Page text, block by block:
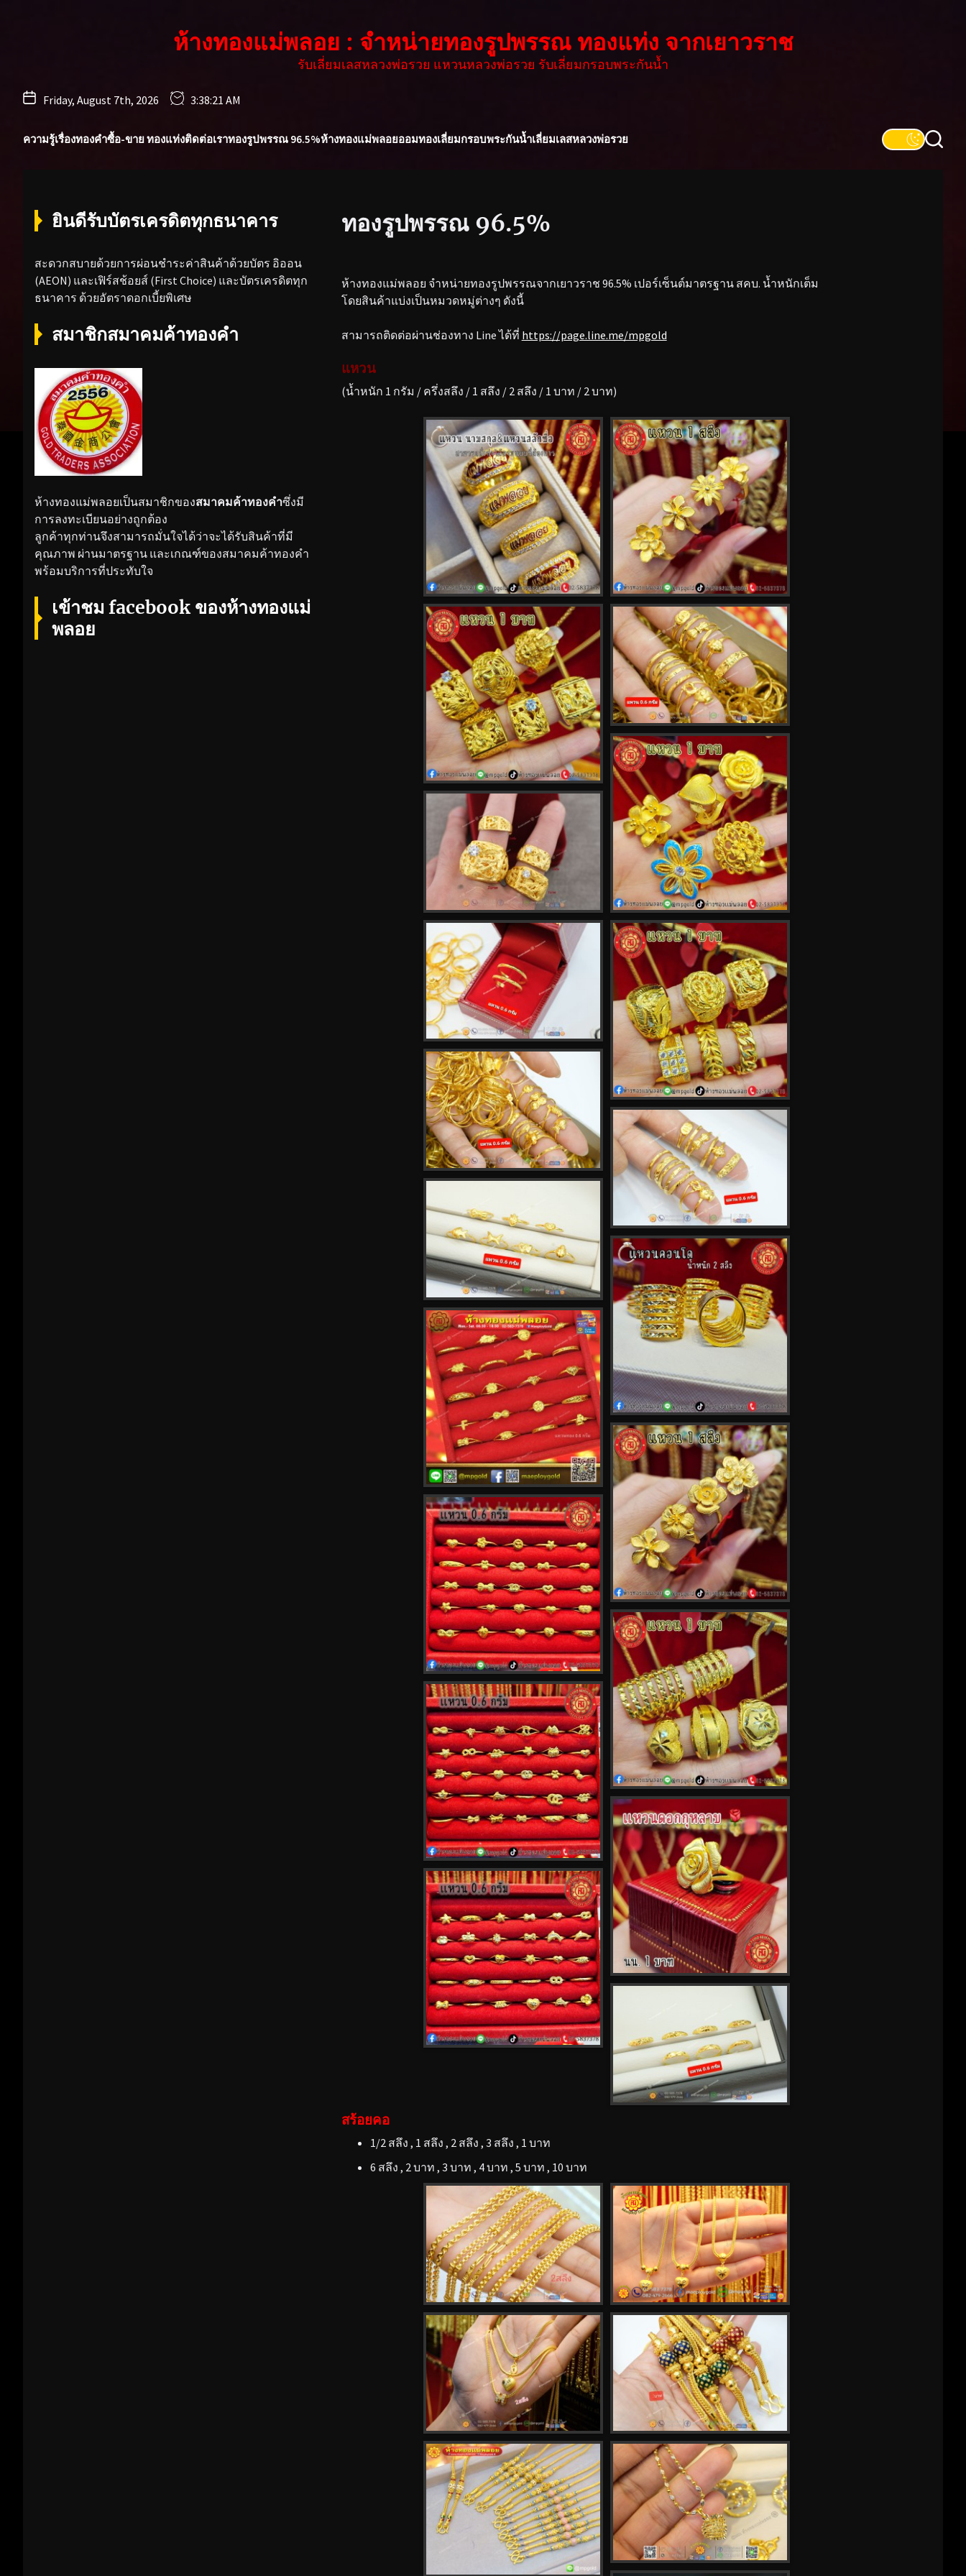
ห้างทองแม่พลอย : จำหน่ายทองรูปพรรณ ทองแท่ง จากเยาวราช
รับเลี่ยมเลสหลวงพ่อรวย แหวนหลวงพ่อรวย รับเลี่ยมกรอบพระกันน้ำ
Friday, August 7th, 2026 3:38:23 AM
ความรู้เรื่องทองคำซื้อ-ขาย ทองแท่งติดต่อเราทองรูปพรรณ 96.5%ห้างทองแม่พลอยออมทองเลี่ยมกรอบพระกันน้ำเลี่ยมเลสหลวงพ่อรวย
ทองรูปพรรณ 96.5%
ห้างทองแม่พลอย จำหน่ายทองรูปพรรณจากเยาวราช 96.5% เปอร์เซ็นต์มาตรฐาน สคบ. น้ำหนักเต็ม
โดยสินค้าแบ่งเป็นหมวดหมู่ต่างๆ ดังนี้
สามารถติดต่อผ่านช่องทาง Line ได้ที่ https://page.line.me/mpgold
แหวน
(น้ำหนัก 1 กรัม / ครึ่งสลึง / 1 สลึง / 2 สลึง / 1 บาท / 2 บาท)
สร้อยคอ
1/2 สลึง , 1 สลึง , 2 สลึง , 3 สลึง , 1 บาท
6 สลึง , 2 บาท , 3 บาท , 4 บาท , 5 บาท , 10 บาท
ยินดีรับบัตรเครดิตทุกธนาคาร
สะดวกสบายด้วยการผ่อนชำระค่าสินค้าด้วยบัตร อิออน
(AEON) และเฟิร์สช้อยส์ (First Choice) และบัตรเครดิตทุก
ธนาคาร ด้วยอัตราดอกเบี้ยพิเศษ
สมาชิกสมาคมค้าทองคำ
ห้างทองแม่พลอยเป็นสมาชิกของสมาคมค้าทองคำซึ่งมี
การลงทะเบียนอย่างถูกต้อง
ลูกค้าทุกท่านจึงสามารถมั่นใจได้ว่าจะได้รับสินค้าที่มี
คุณภาพ ผ่านมาตรฐาน และเกณฑ์ของสมาคมค้าทองคำ
พร้อมบริการที่ประทับใจ
เข้าชม facebook ของห้างทองแม่
พลอย